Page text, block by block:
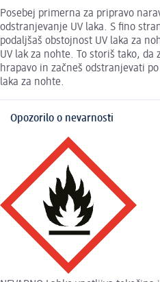
Posebej primerna za pripravo
odstranjevanje UV laka. S fino
podaljšaš obstojnost UV laka za
UV lak za nohte. To storiš tako, da
hrapavo in začneš odstranjevati
laka za nohte.
Opozorilo o nevarnosti